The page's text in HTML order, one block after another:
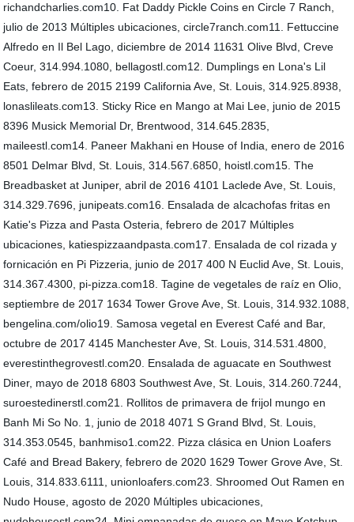
richandcharlies.com10. Fat Daddy Pickle Coins en Circle 7 Ranch,
julio de 2013 Múltiples ubicaciones, circle7ranch.com11. Fettuccine
Alfredo en Il Bel Lago, diciembre de 2014 11631 Olive Blvd, Creve
Coeur, 314.994.1080, bellagostl.com12. Dumplings en Lona's Lil
Eats, febrero de 2015 2199 California Ave, St. Louis, 314.925.8938,
lonaslileats.com13. Sticky Rice en Mango at Mai Lee, junio de 2015
8396 Musick Memorial Dr, Brentwood, 314.645.2835,
maileestl.com14. Paneer Makhani en House of India, enero de 2016
8501 Delmar Blvd, St. Louis, 314.567.6850, hoistl.com15. The
Breadbasket at Juniper, abril de 2016 4101 Laclede Ave, St. Louis,
314.329.7696, junipeats.com16. Ensalada de alcachofas fritas en
Katie's Pizza and Pasta Osteria, febrero de 2017 Múltiples
ubicaciones, katiespizzaandpasta.com17. Ensalada de col rizada y
fornicación en Pi Pizzeria, junio de 2017 400 N Euclid Ave, St. Louis,
314.367.4300, pi-pizza.com18. Tagine de vegetales de raíz en Olio,
septiembre de 2017 1634 Tower Grove Ave, St. Louis, 314.932.1088,
bengelina.com/olio19. Samosa vegetal en Everest Café and Bar,
octubre de 2017 4145 Manchester Ave, St. Louis, 314.531.4800,
everestinthegrovestl.com20. Ensalada de aguacate en Southwest
Diner, mayo de 2018 6803 Southwest Ave, St. Louis, 314.260.7244,
suroestedinerstl.com21. Rollitos de primavera de frijol mungo en
Banh Mi So No. 1, junio de 2018 4071 S Grand Blvd, St. Louis,
314.353.0545, banhmiso1.com22. Pizza clásica en Union Loafers
Café and Bread Bakery, febrero de 2020 1629 Tower Grove Ave, St.
Louis, 314.833.6111, unionloafers.com23. Shroomed Out Ramen en
Nudo House, agosto de 2020 Múltiples ubicaciones,